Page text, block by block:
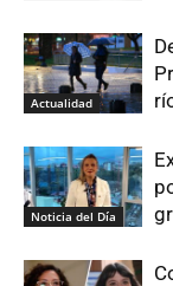
Actualidad
Noticia del Día